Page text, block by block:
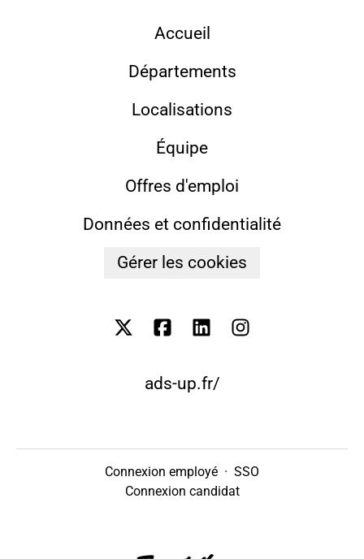
Accueil
Départements
Localisations
Équipe
Offres d'emploi
Données et confidentialité
Gérer les cookies
ads-up.fr/
Connexion employé · SSO
Connexion candidat